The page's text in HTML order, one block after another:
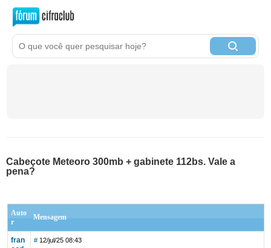
Cabeçote Meteoro 300mb + gabinete 112bs. Vale a
pena?
Auto
r
Mensagem
fran
# 12/jul/25 08:43